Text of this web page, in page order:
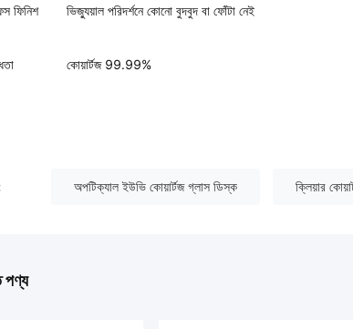
ফিনিশ
ভিজ্যুয়াল পরিদর্শনে কোনো বুদবুদ বা ফোঁটা নেই
কোয়ার্টজ 99.99%
অপটিক্যাল ইউভি কোয়ার্টজ গ্লাস ডিস্ক ক্লিয়ার
পণ্য